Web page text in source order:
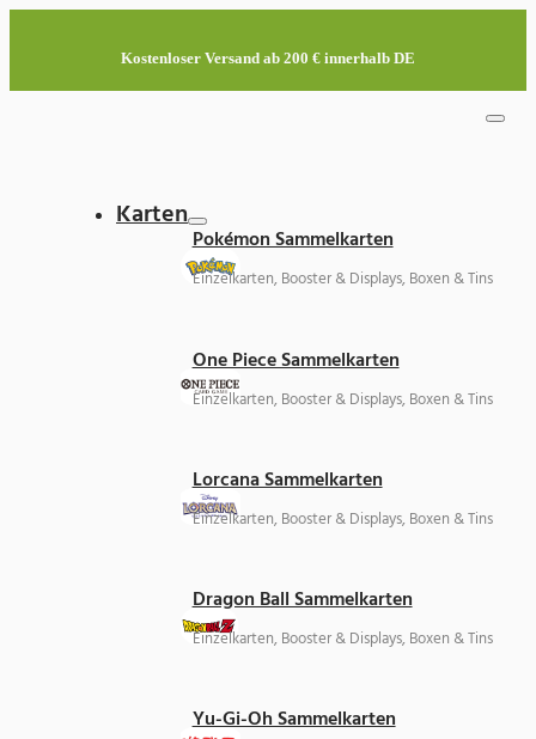
Kostenloser Versand ab 200 € innerhalb DE
Karten
Pokémon Sammelkarten
Einzelkarten, Booster & Displays, Boxen & Tins
One Piece Sammelkarten
Einzelkarten, Booster & Displays, Boxen & Tins
Lorcana Sammelkarten
Einzelkarten, Booster & Displays, Boxen & Tins
Dragon Ball Sammelkarten
Einzelkarten, Booster & Displays, Boxen & Tins
Yu-Gi-Oh Sammelkarten